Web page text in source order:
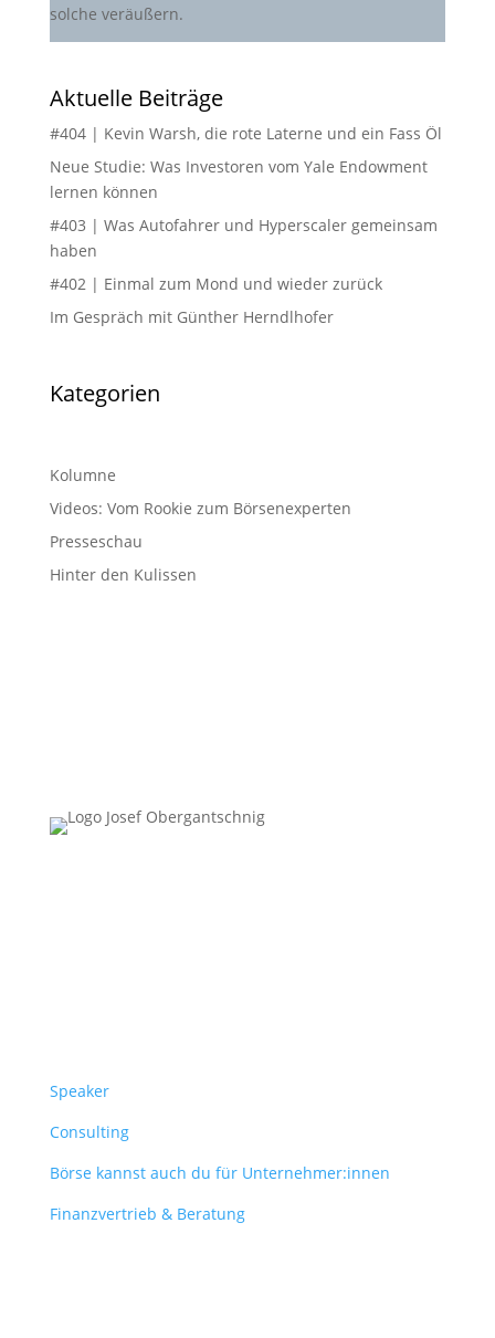
solche veräußern.
Aktuelle Beiträge
#404 | Kevin Warsh, die rote Laterne und ein Fass Öl
Neue Studie: Was Investoren vom Yale Endowment
lernen können
#403 | Was Autofahrer und Hyperscaler gemeinsam
haben
#402 | Einmal zum Mond und wieder zurück
Im Gespräch mit Günther Herndlhofer
Kategorien
Kolumne
Videos: Vom Rookie zum Börsenexperten
Presseschau
Hinter den Kulissen
Speaker
Consulting
Börse kannst auch du für Unternehmer:innen
Finanzvertrieb & Beratung